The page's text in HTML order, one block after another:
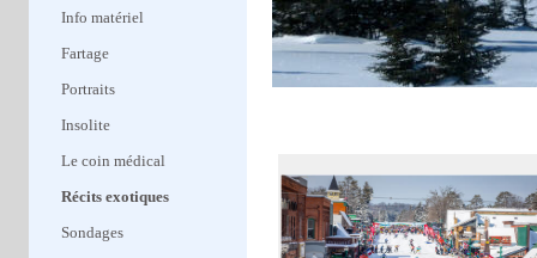
Info matériel
Fartage
Portraits
Insolite
Le coin médical
Récits exotiques
Sondages